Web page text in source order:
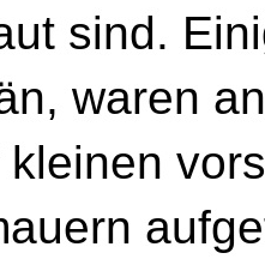
sind.
waren